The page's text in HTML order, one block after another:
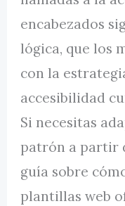
encabezados
lógica, que los
con la
accesibilidad
Si necesitas
patrón a partir
guía sobre
plantillas web